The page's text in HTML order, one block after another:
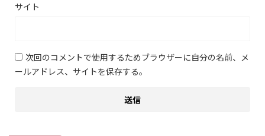
サイト
次回のコメントで使用するためブラウザーに自分の名前、メ
ールアドレス、サイトを保存する。